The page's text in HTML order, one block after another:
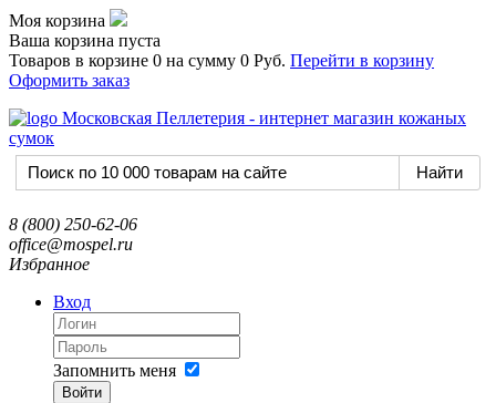
Моя корзина
Ваша корзина пуста
Товаров в корзине 0 на сумму 0 Руб. Перейти в корзину
Оформить заказ
8 (800) 250-62-06
office@mospel.ru
Избранное
Вход
Запомнить меня
Войти